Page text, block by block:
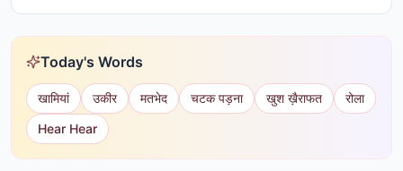
Today's Words
खामियां उकीर मतभेद चटक पड़ना खुश ख़ैराफत
रोला
Hear Hear